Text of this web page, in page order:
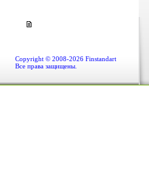
Copyright © 2008-2026 Finstandart
Все права защищены.